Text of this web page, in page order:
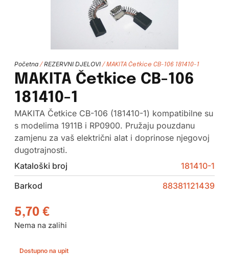
Početna/ REZERVNI DJELOVI/ MAKITA Četkice CB-106 181410-1
MAKITA Četkice CB-106
181410-1
MAKITA Četkice CB-106 (181410-1) kompatibilne su
s modelima 1911B i RP0900. Pružaju pouzdanu
zamjenu za vaš električni alat i doprinose njegovoj
dugotrajnosti.
Kataloški broj
181410-1
Barkod
88381121439
5,70 €
Nema na zalihi
Dostupno na upit